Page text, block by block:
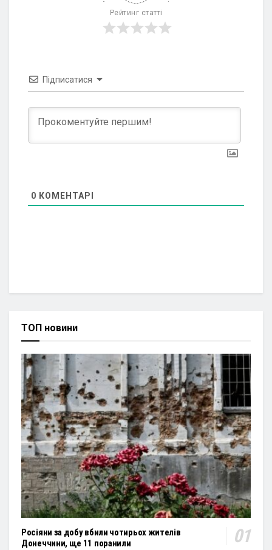
Рейтинг статті
Підписатися
0 КОМЕНТАРІ
ТОП новини
Росіяни за добу вбили чотирьох жителів
Донеччини, ще 11 поранили